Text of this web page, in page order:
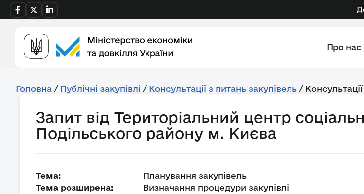
Про нас
Головна / Публічні закупівлі / Консультації з питань закупівель /
Запит від Територіальний центр
Подільського району м. Києва
Тема:
Планування закупівель
Тема розширена:
Визначання процедури закупівлі